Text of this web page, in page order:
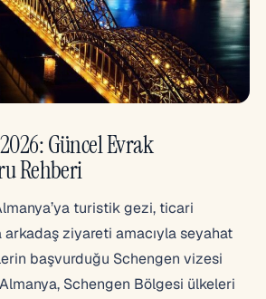
Güncel Evrak
Rehberi
turistik gezi, ticari
ziyareti amacıyla seyahat
başvurduğu Schengen vizesi
Schengen Bölgesi ülkeleri